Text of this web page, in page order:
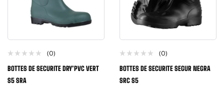
(0)
BOTTES DE SECURITE DRY’PVC VERT
S5 SRA
(0)
BOTTES DE SECURITE SEGUR NEGRA
SRC S5